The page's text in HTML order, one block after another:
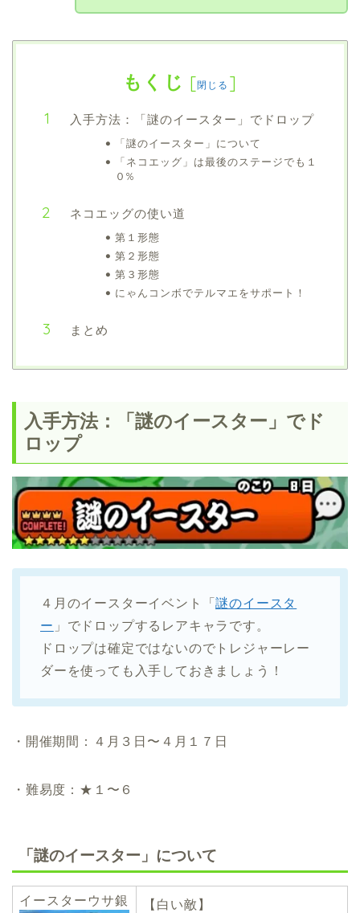
もくじ [閉じる ]
入手方法：「謎のイースター」でドロップ
「謎のイースター」について
「ネコエッグ」は最後のステージでも１
０%
ネコエッグの使い道
第１形態
第２形態
第３形態
にゃんコンボでテルマエをサポート！
まとめ
入手方法：「謎のイースター」でド
ロップ
４月のイースターイベント「謎のイースタ
ー 」でドロップするレアキャラです。
ドロップは確定ではないのでトレジャーレー
ダーを使っても入手しておきましょう！
・開催期間：４月３日〜４月１７日
・難易度：★１〜６
「謎のイースター」について
イースターウサ銀 【白い敵】